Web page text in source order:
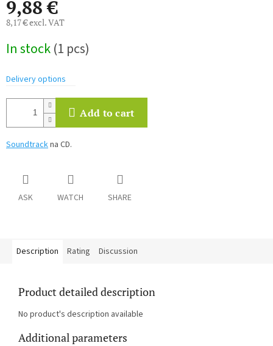
9,88 €
8,17 € excl. VAT
price:
In stock(1 pcs)
Delivery options
Add to cart
Soundtrackna CD.
ASK WATCH SHARE
Description Rating Discussion
Product detailed description
No product's description available
Additional parameters